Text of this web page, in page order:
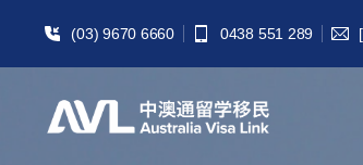
(03) 9670 6660 0438 551 289